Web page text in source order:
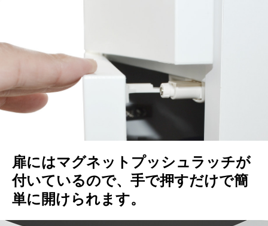
扉にはマグネットプッシュラッチが
付いているので、手で押すだけで簡
単に開けられます。